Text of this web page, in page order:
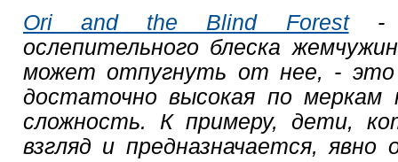
Ori and the Blind Forest-
ослепительного блеска
может отпугнуть от нее, - это
достаточно высокая по меркам
сложность. К примеру, дети,
взгляд и предназначается,